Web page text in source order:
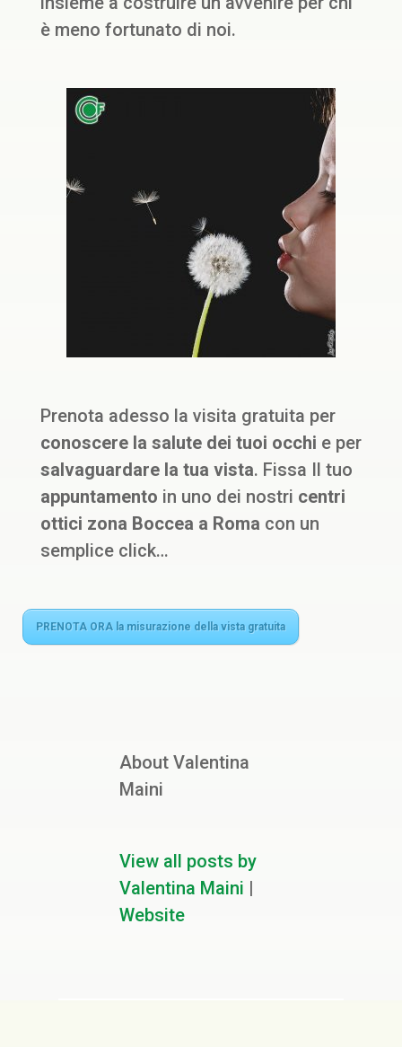
è meno fortunato di noi.
Prenota adesso la visita gratuita per
conoscere la salute dei tuoi occhi e per
salvaguardare la tua vista. Fissa Il tuo
appuntamento in uno dei nostri centri
ottici zona Boccea a Roma con un
semplice click…
PRENOTA ORA la misurazione della vista gratuita
About Valentina
Maini
View all posts by
Valentina Maini |
Website